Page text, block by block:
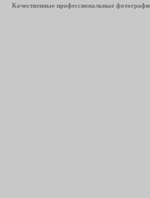
Качественные профессиональные